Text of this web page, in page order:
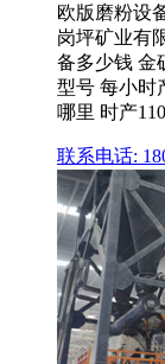
欧版磨粉设
岗坪矿业有
备多少钱 金
型号 每小时
哪里 时产
联系电话: